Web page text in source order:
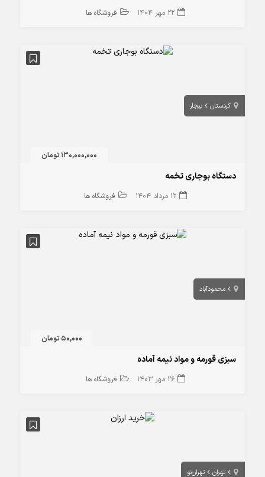
22 مهر 1404 فروشگاه ها
کردستان بيجار
130,000,000 تومان
دستگاه بوجاری تخمه
12 مرداد 1404 فروشگاه ها
محمودآباد
50,000 تومان
سبزی قورمه و مواد نیمه آماده
26 مهر 1403 فروشگاه ها
تهران تهران‌نو